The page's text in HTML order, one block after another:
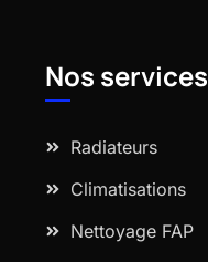
Nos services
Radiateurs
Climatisations
Nettoyage FAP